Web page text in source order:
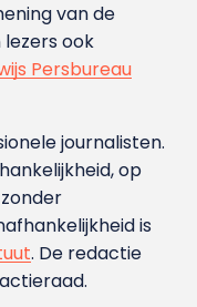
van de
ook
Persbureau
journalisten.
op
is
. De redactie